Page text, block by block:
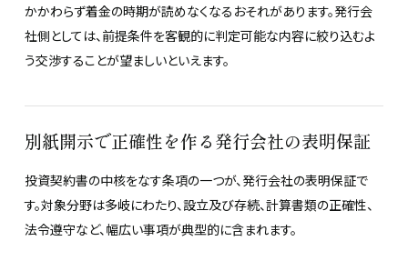
かかわらず着金の時期が読めなくなるおそれがあります。発行会
社側としては、前提条件を客観的に判定可能な内容に絞り込むよ
う交渉することが望ましいといえます。
別紙開示で正確性を作る発行会社の表明保証
投資契約書の中核をなす条項の一つが、発行会社の表明保証で
す。対象分野は多岐にわたり、設立及び存続、計算書類の正確性、
法令遵守など、幅広い事項が典型的に含まれます。